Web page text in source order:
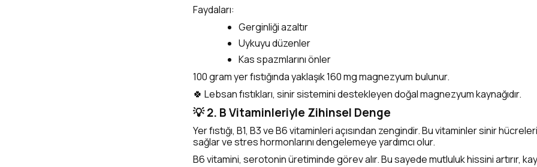
Faydaları:
Gerginliği azaltır
Uykuyu düzenler
Kas spazmlarını önler
100 gram yer fıstığında yaklaşık 160 mg magnezyum bulunur.
🍀 Lebsan fıstıkları, sinir sistemini destekleyen doğal magnezyum kaynağıdır.
💡 2. B Vitaminleriyle Zihinsel Denge
Yer fıstığı, B1, B3 ve B6 vitaminleri açısından zengindir. Bu vitaminler sinir
sağlar ve stres hormonlarını dengelemeye yardımcı olur.
B6 vitamini, serotonin üretiminde görev alır. Bu sayede mutluluk hissini artırır,